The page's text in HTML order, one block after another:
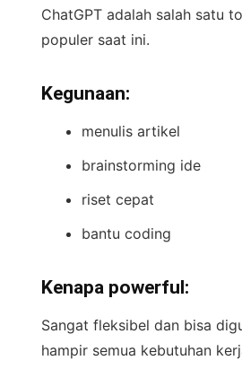
ChatGPT adalah salah satu
populer saat ini.
Kegunaan:
menulis artikel
brainstorming ide
riset cepat
bantu coding
Kenapa powerful:
Sangat fleksibel dan bisa
hampir semua kebutuhan